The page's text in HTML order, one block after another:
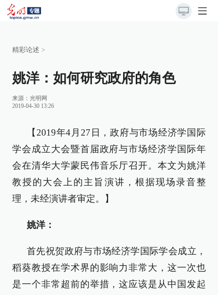
精彩论述 >
姚洋：如何研究政府的角色
来源： 光明网
2019-04-30 13:26
【2019年4月27日，政府与市场经济学国际
学会成立大会暨首届政府与市场经济学国际年
会在清华大学蒙民伟音乐厅召开。本文为姚洋
教授的大会上的主旨演讲，根据现场录音整
理，未经演讲者审定。】
姚洋：
首先祝贺政府与市场经济学国际学会成立，
稻葵教授在学术界的影响力非常大，这一次也
是一个非常超前的举措，这应该是从中国发起